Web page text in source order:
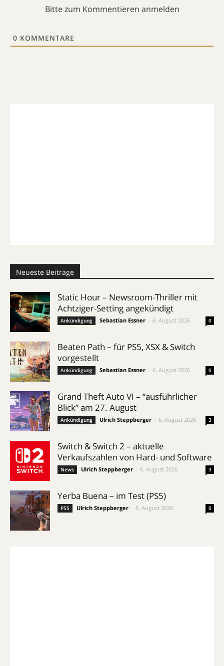
Bitte zum Kommentieren anmelden
0 KOMMENTARE
Neueste Beiträge
Static Hour – Newsroom-Thriller mit
Achtziger-Setting angekündigt
Ankündigung Sebastian Essner 6. August 2026 0
Beaten Path – für PS5, XSX & Switch
vorgestellt
Ankündigung Sebastian Essner 6. August 2026 0
Grand Theft Auto VI – “ausführlicher
Blick” am 27. August
Ankündigung Ulrich Steppberger 6. August 2026 3
Switch & Switch 2 – aktuelle
Verkaufszahlen von Hard- und Software
News Ulrich Steppberger 6. August 2026 3
Yerba Buena – im Test (PS5)
PS5 Ulrich Steppberger 6. August 2026 0